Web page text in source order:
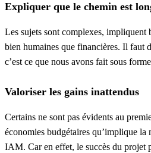
Expliquer que le chemin est
Les sujets sont complexes, impliquent
bien humaines que financières. Il faut
c’est ce que nous avons fait sous
Valoriser les gains inattendus
Certains ne sont pas évidents au
économies budgétaires qu’implique la
IAM. Car en effet, le succès du projet